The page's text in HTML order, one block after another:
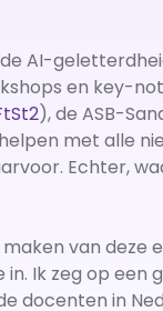
AI-
en key-
), de ASB-
met alle
Echter,
van deze
Ik zeg op een
docenten in